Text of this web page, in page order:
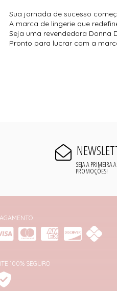
Sua jornada de sucesso
A marca de lingerie que
Seja uma revendedora Donna
Pronto para lucrar com a
SEJA A PRIMEIRA
PROMOÇÕES!
100% SEGURO